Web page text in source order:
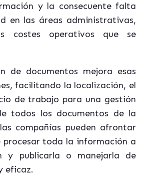
y la consecuente falta
en las áreas administrativas,
costes operativos que se
de documentos mejora esas
facilitando la localización, el
de trabajo para una gestión
todos los documentos de la
las compañías pueden afrontar
toda la información a
y publicarla o manejarla de
eficaz.